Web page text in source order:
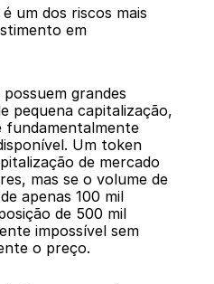
um dos riscos mais
em
grandes
pequena capitalização,
fundamentalmente
Um token
de mercado
mas se o volume de
apenas 100 mil
de 500 mil
impossível sem
o preço.